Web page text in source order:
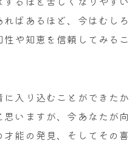
ばあるほど、今はむしろ
や知恵を信頼してみるこ
入り込むことができたか
いますが、今あなたが向
能の発見、そしてその喜